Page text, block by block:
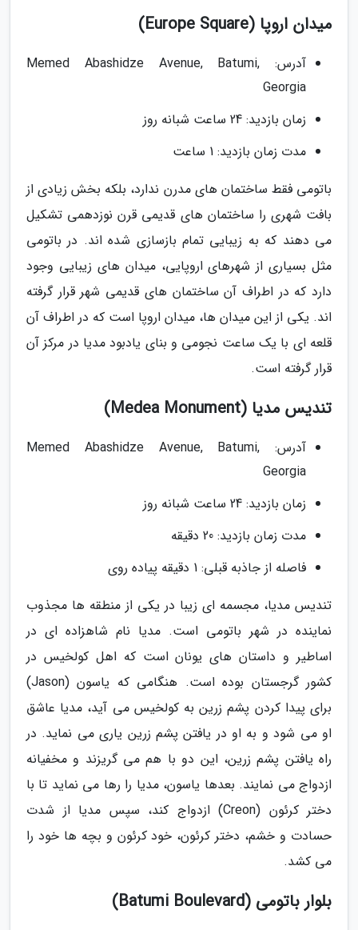
میدان اروپا (Europe Square)
آدرس: Memed Abashidze Avenue, Batumi,
Georgia
زمان بازدید: 24 ساعت شبانه روز
مدت زمان بازدید: 1 ساعت
باتومی فقط ساختمان های مدرن ندارد، بلکه بخش زیادی از
بافت شهری را ساختمان های قدیمی قرن نوزدهمی تشکیل
می دهند که به زیبایی تمام بازسازی شده اند. در باتومی
مثل بسیاری از شهرهای اروپایی، میدان های زیبایی وجود
دارد که در اطراف آن ساختمان های قدیمی شهر قرار گرفته
اند. یکی از این میدان ها، میدان اروپا است که در اطراف آن
قلعه ای با یک ساعت نجومی و بنای یادبود مدیا در مرکز آن
قرار گرفته است.
تندیس مدیا (Medea Monument)
آدرس: Memed Abashidze Avenue, Batumi,
Georgia
زمان بازدید: 24 ساعت شبانه روز
مدت زمان بازدید: 20 دقیقه
فاصله از جاذبه قبلی: 1 دقیقه پیاده روی
تندیس مدیا، مجسمه ای زیبا در یکی از منطقه ها مجذوب
نماینده در شهر باتومی است. مدیا نام شاهزاده ای در
اساطیر و داستان های یونان است که اهل کولخیس در
کشور گرجستان بوده است. هنگامی که یاسون (Jason)
برای پیدا کردن پشم زرین به کولخیس می آید، مدیا عاشق
او می شود و به او در یافتن پشم زرین یاری می نماید. در
راه یافتن پشم زرین، این دو با هم می گریزند و مخفیانه
ازدواج می نمایند. بعدها یاسون، مدیا را رها می نماید تا با
دختر کرئون (Creon) ازدواج کند، سپس مدیا از شدت
حسادت و خشم، دختر کرئون، خود کرئون و بچه ها خود را
می کشد.
بلوار باتومی (Batumi Boulevard)